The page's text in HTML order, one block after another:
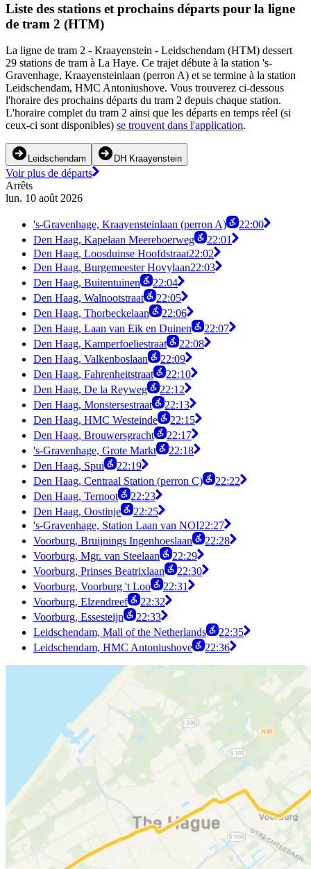
Liste des stations et prochains départs pour la ligne
de tram 2 (HTM)
La ligne de tram 2 - Kraayenstein - Leidschendam (HTM) dessert
29 stations de tram à La Haye. Ce trajet débute à la station 's-
Gravenhage, Kraayensteinlaan (perron A) et se termine à la station
Leidschendam, HMC Antoniushove. Vous trouverez ci-dessous
l'horaire des prochains départs du tram 2 depuis chaque station.
L'horaire complet du tram 2 ainsi que les départs en temps réel (si
ceux-ci sont disponibles) se trouvent dans l'application.
Leidschendam DH Kraayenstein
Voir plus de départs
Arrêts
lun. 10 août 2026
's-Gravenhage, Kraayensteinlaan (perron A)
22:00
Den Haag, Kapelaan Meereboerweg
22:01
Den Haag, Loosduinse Hoofdstraat22:02
Den Haag, Burgemeester Hovylaan22:03
Den Haag, Buitentuinen
22:04
Den Haag, Walnootstraat
22:05
Den Haag, Thorbeckelaan
22:06
Den Haag, Laan van Eik en Duinen
22:07
Den Haag, Kamperfoeliestraat
22:08
Den Haag, Valkenboslaan
22:09
Den Haag, Fahrenheitstraat
22:10
Den Haag, De la Reyweg
22:12
Den Haag, Monstersestraat
22:13
Den Haag, HMC Westeinde
22:15
Den Haag, Brouwersgracht
22:17
's-Gravenhage, Grote Markt
22:18
Den Haag, Spui
22:19
Den Haag, Centraal Station (perron C)
22:22
Den Haag, Ternoot
22:23
Den Haag, Oostinje
22:25
's-Gravenhage, Station Laan van NOI22:27
Voorburg, Bruijnings Ingenhoeslaan
22:28
Voorburg, Mgr. van Steelaan
22:29
Voorburg, Prinses Beatrixlaan
22:30
Voorburg, Voorburg 't Loo
22:31
Voorburg, Elzendreef
22:32
Voorburg, Essesteijn
22:33
Leidschendam, Mall of the Netherlands
22:35
Leidschendam, HMC Antoniushove
22:36